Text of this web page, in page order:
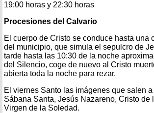
19:00 horas y 22:30 horas
Procesiones del Calvario
El cuerpo de Cristo se conduce hasta una
del municipio, que simula el sepulcro de
tarde hasta las 10:30 de la noche
del Silencio, coge de nuevo al Cristo
abierta toda la noche para rezar.
El viernes Santo las imágenes que salen
Sábana Santa, Jesús Nazareno, Cristo
Virgen de la Soledad.